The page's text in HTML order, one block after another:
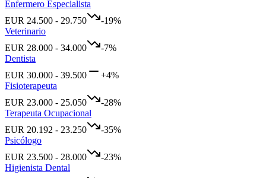
Enfermero Especialista
EUR 24.500 - 29.750 -19%
Veterinario
EUR 28.000 - 34.000 -7%
Dentista
EUR 30.000 - 39.500 +4%
Fisioterapeuta
EUR 23.000 - 25.050 -28%
Terapeuta Ocupacional
EUR 20.192 - 23.250 -35%
Psicólogo
EUR 23.500 - 28.000 -23%
Higienista Dental